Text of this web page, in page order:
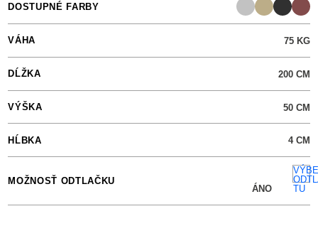
DOSTUPNÉ FARBY
VÁHA 75 KG
DĹŽKA 200 CM
VÝŠKA 50 CM
HĹBKA 4 CM
MOŽNOSŤ ODTLAČKU
ÁNO
TU